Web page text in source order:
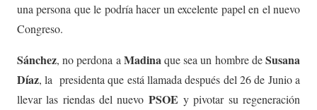
una persona que le podría hacer un excelente papel en el nuevo
Congreso.
Sánchez, no perdona a Madinaque sea un hombre deSusana
Díaz, la presidenta que está llamada después del 26 de Junio a
llevar las riendas del nuevo PSOEy pivotar su regeneración